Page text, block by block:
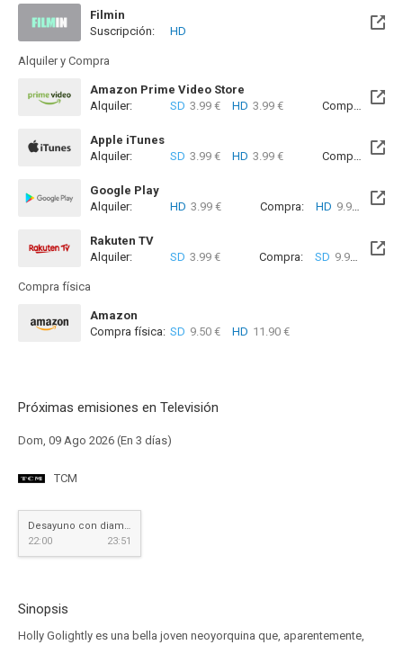
Filmin
Próximamente. A partir del Mar, 15 Sep 2026 (En 1 mes)
Suscripción: HD
Alquiler y Compra
Amazon Prime Video Store
Alquiler:
SD 3.99 € HD 3.99 € Compra: SD
Apple iTunes
Alquiler:
SD 3.99 € HD 3.99 € Compra: SD
Google Play
Alquiler:
HD 3.99 € Compra: HD 9.99 €
Rakuten TV
Alquiler:
SD 3.99 € Compra: SD 9.99 €
Compra física
Amazon
Compra física: SD 9.50 € HD 11.90 €
Próximas emisiones en Televisión
Dom, 09 Ago 2026 (En 3 días)
TCM
Desayuno con diamantes
22:00
23:51
Sinopsis
Holly Golightly es una bella joven neoyorquina que, aparentemente,